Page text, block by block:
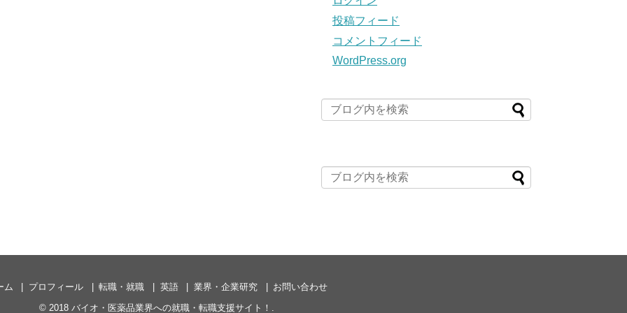
投稿フィード
コメントフィード
WordPress.org
ム プロフィール 転職・就職 英語 業界・企業研究
お問い合わせ
© 2018 バイオ・医薬品業界への就職・転職支援サイト！